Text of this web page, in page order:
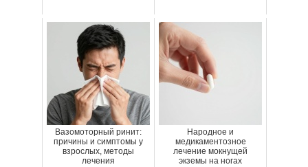
Вазомоторный ринит:
причины и симптомы у
взрослых, методы
лечения
Народное и
медикаментозное
лечение мокнущей
экземы на ногах